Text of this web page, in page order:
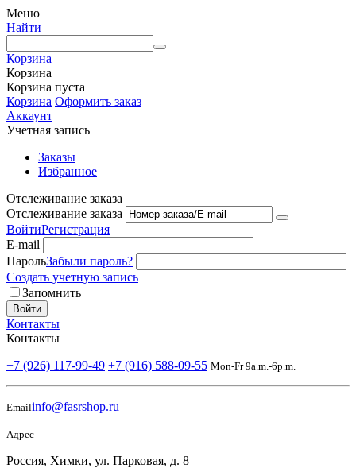
Меню
Найти
Корзина
Корзина
Корзина пуста
Корзина Оформить заказ
Аккаунт
Учетная запись
Заказы
Избранное
Отслеживание заказа
Отслеживание заказа
ВойтиРегистрация
E-mail
ПарольЗабыли пароль?
Создать учетную запись
Запомнить
Войти
Контакты
Контакты
+7 (926) 117-99-49 +7 (916) 588-09-55 Mon-Fr 9a.m.-6p.m.
Emailinfo@fasrshop.ru
Адрес
Россия, Химки, ул. Парковая, д. 8